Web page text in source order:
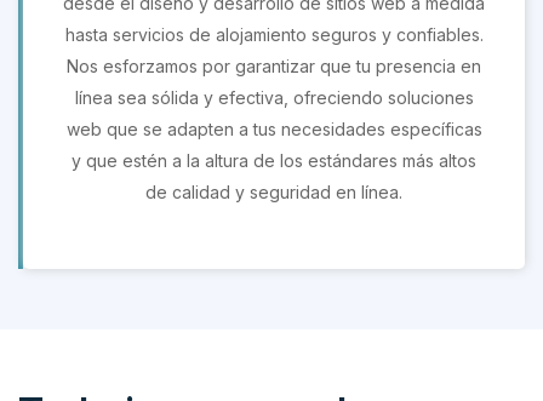
hasta servicios de alojamiento seguros y confiables.
Nos esforzamos por garantizar que tu presencia en
línea sea sólida y efectiva, ofreciendo soluciones
web que se adapten a tus necesidades específicas
y que estén a la altura de los estándares más altos
de calidad y seguridad en línea.